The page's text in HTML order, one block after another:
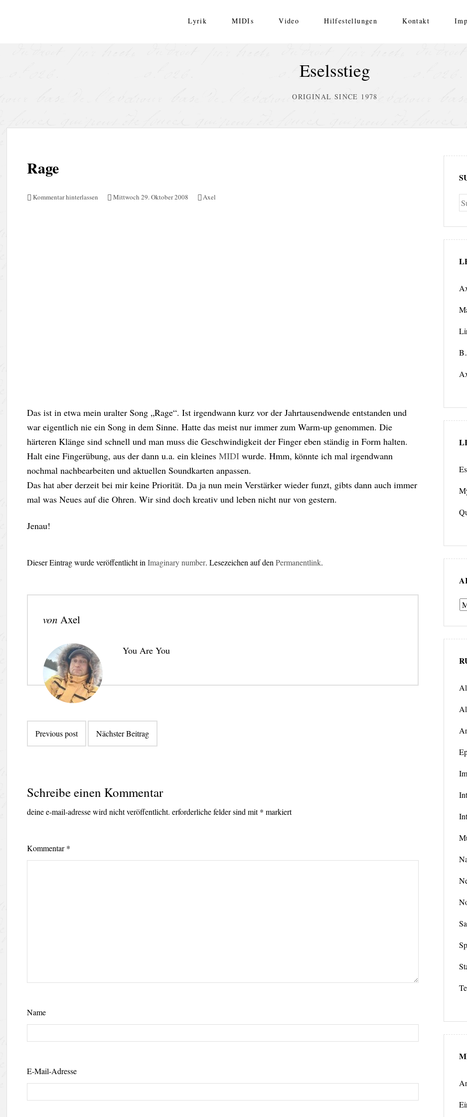
Lyrik MIDIs Video Hilfestellungen Kontakt
Eselsstieg
ORIGINAL SINCE 1978
Rage
Kommentar hinterlassen Mittwoch 29. Oktober 2008 Axel
Das ist in etwa mein uralter Song „Rage“. Ist irgendwann kurz vor der Jahrtausendwende entstanden und
war eigentlich nie ein Song in dem Sinne. Hatte das meist nur immer zum Warm-up genommen. Die
härteren Klänge sind schnell und man muss die Geschwindigkeit der Finger eben ständig in Form halten.
Halt eine Fingerübung, aus der dann u.a. ein kleinesMIDI wurde. Hmm, könnte ich mal irgendwann
nochmal nachbearbeiten und aktuellen Soundkarten anpassen.
Das hat aber derzeit bei mir keine Priorität. Da ja nun mein Verstärker wieder funzt, gibts dann auch immer
mal was Neues auf die Ohren. Wir sind doch kreativ und leben nicht nur von gestern.
Jenau!
Dieser Eintrag wurde veröffentlicht inImaginary number. Lesezeichen auf denPermanentlink.
vonAxel
You Are You
Beitragsnavigation
Previous post Nächster Beitrag
Schreibe einen Kommentar
deine e-mail-adresse wird nicht veröffentlicht. erforderliche felder sind mit* markiert
Kommentar*
Name
E-Mail-Adresse